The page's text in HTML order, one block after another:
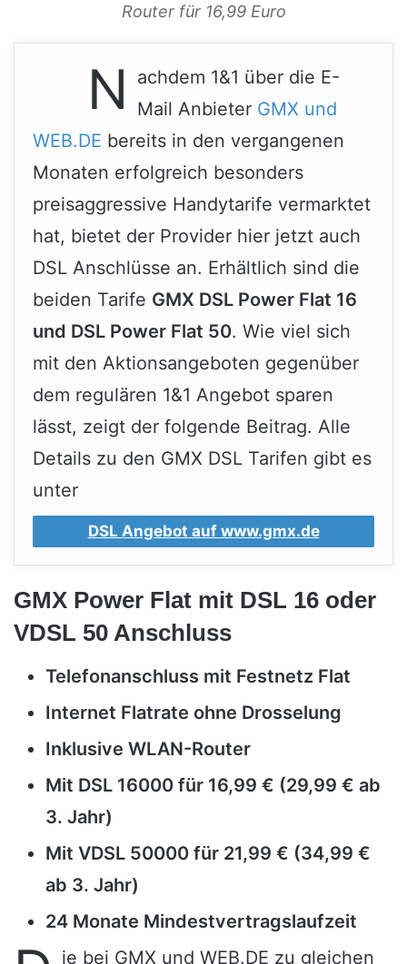
Router für 16,99 Euro
N
achdem 1&1 über die E-
Mail Anbieter GMX und
WEB.DE bereits in den vergangenen
Monaten erfolgreich besonders
preisaggressive Handytarife vermarktet
hat, bietet der Provider hier jetzt auch
DSL Anschlüsse an. Erhältlich sind die
beiden Tarife GMX DSL Power Flat 16
und DSL Power Flat 50. Wie viel sich
mit den Aktionsangeboten gegenüber
dem regulären 1&1 Angebot sparen
lässt, zeigt der folgende Beitrag. Alle
Details zu den GMX DSL Tarifen gibt es
unter
DSL Angebot auf www.gmx.de
GMX Power Flat mit DSL 16 oder
VDSL 50 Anschluss
Telefonanschluss mit Festnetz Flat
Internet Flatrate ohne Drosselung
Inklusive WLAN-Router
Mit DSL 16000 für 16,99 € (29,99 € ab
3. Jahr)
Mit VDSL 50000 für 21,99 € (34,99 €
ab 3. Jahr)
24 Monate Mindestvertragslaufzeit
ie bei GMX und WEB.DE zu gleichen